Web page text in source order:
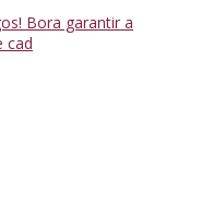
Bora garantir a
cad